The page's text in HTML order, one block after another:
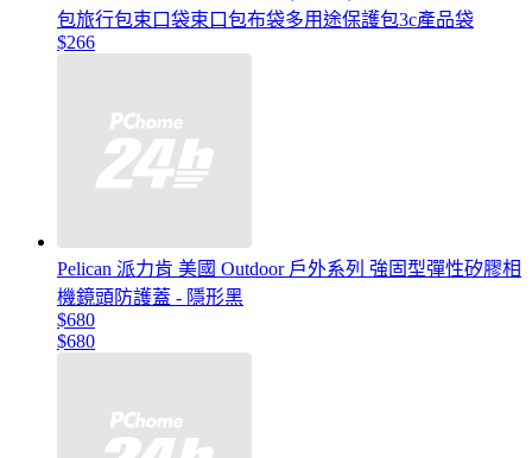
包旅行包束口袋束口包布袋多用途保護包3c產品袋
$266
Pelican 派力肯 美國 Outdoor 戶外系列 強固型彈性矽膠相
機鏡頭防護蓋 - 隱形黑
$680
$680